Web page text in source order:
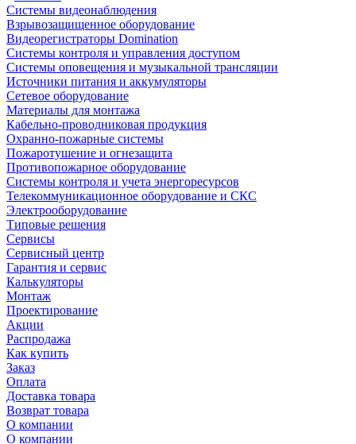
Системы видеонаблюдения
Взрывозащищенное оборудование
Видеорегистраторы Domination
Системы контроля и управления доступом
Системы оповещения и музыкальной трансляции
Источники питания и аккумуляторы
Сетевое оборудование
Материалы для монтажа
Кабельно-проводниковая продукция
Охранно-пожарные системы
Пожаротушение и огнезащита
Противопожарное оборудование
Системы контроля и учета энергоресурсов
Телекоммуникационное оборудование и СКС
Электрооборудование
Типовые решения
Сервисы
Сервисный центр
Гарантия и сервис
Калькуляторы
Монтаж
Проектирование
Акции
Распродажа
Как купить
Заказ
Оплата
Доставка товара
Возврат товара
О компании
О компании